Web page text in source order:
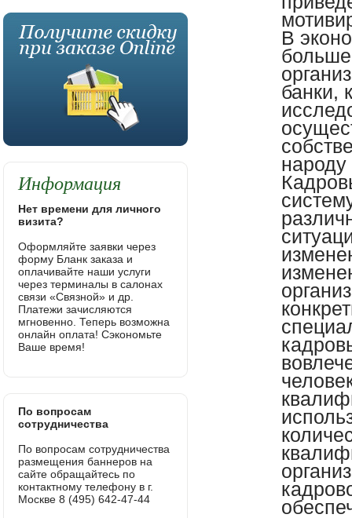
В
банки,
народу
Информация
Нет времени для личного
визита?
Оформляйте заявки через
форму Бланк заказа и
оплачивайте наши услуги
через терминалы в салонах
связи «Связной» и др.
Платежи зачисляются
мгновенно. Теперь возможна
онлайн оплата! Сэкономьте
Ваше время!
По вопросам
сотрудничества
По вопросам сотрудничества
размещения баннеров на
сайте обращайтесь по
контактному телефону в г.
Москве 8 (495) 642-47-44